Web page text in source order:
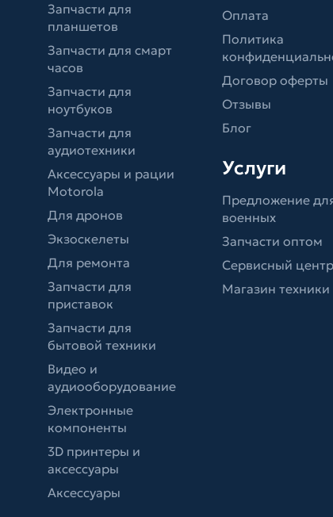
Запчасти для
планшетов
Запчасти для смарт
часов
Запчасти для
ноутбуков
Запчасти для
аудиотехники
Аксессуары и рации
Motorola
Для дронов
Экзоскелеты
Для ремонта
Запчасти для
приставок
Запчасти для
бытовой техники
Видео и
аудиооборудование
Электронные
компоненты
3D принтеры и
аксессуары
Аксессуары
Оплата
Политика
Договор оферты
Отзывы
Блог
Услуги
Предложение
военных
Запчасти оптом
Сервисный центр
Магазин техники